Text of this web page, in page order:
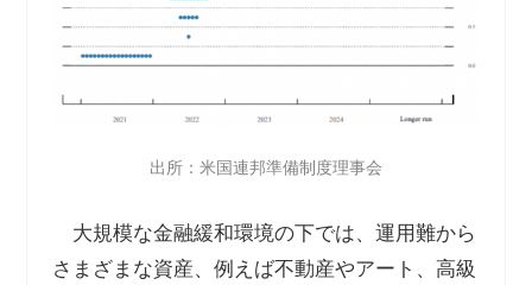
出所：米国連邦準備制度理事会
大規模な金融緩和環境の下では、運用難から
さまざまな資産、例えば不動産やアート、高級